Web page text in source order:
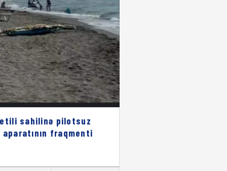
sahilinə pilotsuz
aparatının fraqmenti